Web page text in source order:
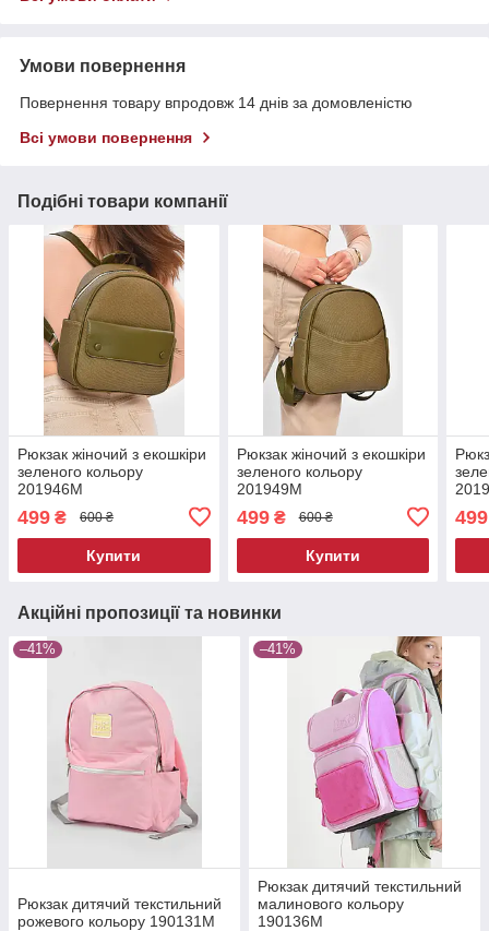
Умови повернення
Повернення товару впродовж 14 днів за домовленістю
Всі умови повернення
Подібні товари компанії
Рюкзак жіночий з екошкіри
зеленого кольору
201946M
499 ₴ 600 ₴
Купити
Рюкзак жіночий з екошкіри
зеленого кольору
201949M
499₴ 600 ₴
Купити
499
Акційні пропозиції та новинки
–41%
Рюкзак дитячий текстильний
рожевого кольору 190131M
–41%
Рюкзак дитячий текстильний
малинового кольору
190136M